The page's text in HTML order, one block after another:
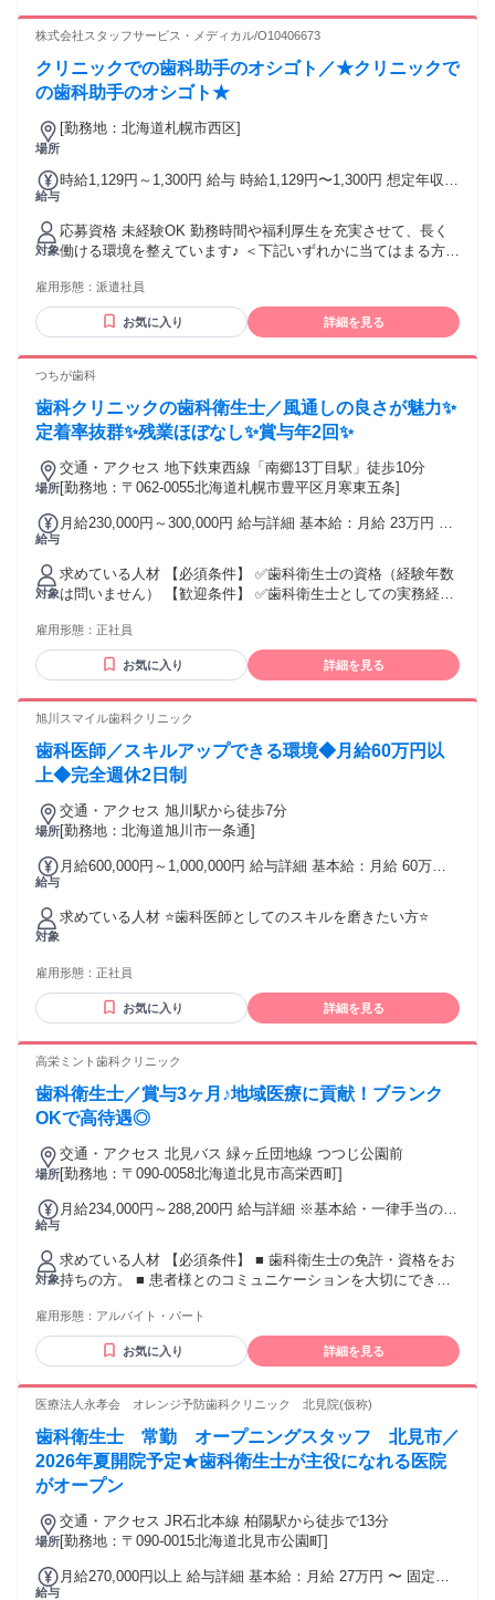
株式会社スタッフサービス・メディカル/O10406673
クリニックでの歯科助手のオシゴト／★クリニックで
の歯科助手のオシゴト★
場所
[勤務地：北海道札幌市西区]
給与
時給1,129円～1,300円 給与 時給1,129円〜1,300円 想定年収：
対象
応募資格 未経験OK 勤務時間や福利厚生を充実させて、長く
働ける環境を整えています♪ ＜下記いずれかに当てはまる方歓
い ・福祉に興味がある ・資格が取れる仕事がしたい ・安定
した業界で働きたい ❖下記の資格をお持ちの方ももちろん大
歓迎 初任者研修（ヘルパー２級） 実務者研修（ヘルパー1
雇用形態： 派遣社員
お気に入り 詳細を見る
つちが歯科
歯科クリニックの歯科衛生士／風通しの良さが魅力✨
定着率抜群✨残業ほぼなし✨賞与年2回✨
場所
交通・アクセス 地下鉄東西線「南郷13丁目駅」徒歩10分
[勤務地：〒062-0055北海道札幌市豊平区月寒東五条]
給与
月給230,000円～300,000円 給与詳細 基本給：月給 23万円 〜
れる通勤・皆勤・家族手当金額：あり 全員に一律で支払われ
るその他手当金額：あり ※手当込み ◆昇給あり ◆賞与あり
年2回 （6月・12月／昨年実績3カ月分）
対象
求めている人材 【必須条件】 ✅歯科衛生士の資格（経験年数
は問いません） 【歓迎条件】 ✅歯科衛生士としての実務経験
ある方 【求める人物像】 ◆チームワークを大切にし、周りの
スタッフと協力しながら仕事を進められる方 ◆子どもからお
年寄りまで、幅広い年代の患者様と笑顔で接することが好き
あり、スキルアップして仕事の幅を広げたいと考えている方
て復帰できるサポート体制を求めている方 ◆仕事とプライベ
ートを両立させて、残業が少ない職場で長く働きたい方 ◆職
などの幅広い経験を通じて、歯科衛生士として成長したい方
※１つでも当てはまる方は是非ご応募ください
雇用形態： 正社員
お気に入り 詳細を見る
旭川スマイル歯科クリニック
歯科医師／スキルアップできる環境◆月給60万円以
上◆完全週休2日制
場所
交通・アクセス 旭川駅から徒歩7分
[勤務地：北海道旭川市一条通]
給与
月給600,000円～1,000,000円 給与詳細 基本給：月給 60万円
われる通勤・皆勤・家族手当金額：なし 全員に一律で支払わ
れるその他手当金額：なし ⏩昇給年1回 ⏩業務実績による給
対象
求めている人材 ⭐歯科医師としてのスキルを磨きたい方⭐
雇用形態： 正社員
お気に入り 詳細を見る
高栄ミント歯科クリニック
歯科衛生士／賞与3ヶ月♪地域医療に貢献！ブランク
OKで高待遇◎
場所
交通・アクセス 北見バス 緑ヶ丘団地線 つつじ公園前
[勤務地：〒090-0058北海道北見市高栄西町]
給与
月給234,000円～288,200円 給与詳細 ※基本給・一律手当の総
律手当】 全員に一律で支払われる通勤・皆勤・家族手当金
額：あり 全員に一律で支払われるその他手当金額：あり 1ヶ
月あたり4万3200円 〜 5万8200円 その他の手当等付記事項 精
勤手当 ５，０００円 燃料手当 ５，０００円／月（１０月～
対象
求めている人材 【必須条件】 ■ 歯科衛生士の免許・資格をお
持ちの方。 ■ 患者様とのコミュニケーションを大切にできる
お持ちの方。 【求める人物像】 ■ 明るく前向きに業務に取り
組める方。 ■ チーム医療の一員として協調性を持って働ける
方。 ■ 常に新しい知識や技術を学び続ける向上心のある方。
雇用形態： アルバイト・パート
お気に入り 詳細を見る
医療法人永孝会 オレンジ予防歯科クリニック 北見院(仮称)
歯科衛生士 常勤 オープニングスタッフ 北見市／
2026年夏開院予定★歯科衛生士が主役になれる医院
がオープン
場所
交通・アクセス JR石北本線 柏陽駅から徒歩で13分
[勤務地：〒090-0015北海道北見市公園町]
給与
月給270,000円以上 給与詳細 基本給：月給 27万円 〜 固定残